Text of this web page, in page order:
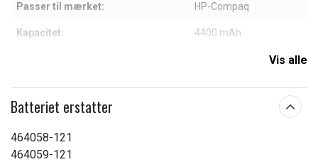
Passer til mærket: HP-Compaq
Kapacitet: 4400 mAh
Vis alle
Batteriet erstatter
464058-121
464059-121